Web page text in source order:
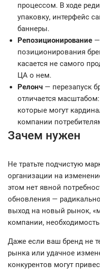
процессом. В ходе
упаковку, интерфейс
баннеры.
Репозиционирование
позиционирования
касается не самого
ЦА о нем.
Релонч — перезапуск
отличается
которые могут
компании
Зачем нужен
Не тратьте подчистую
организации на
этом нет явной
обновления —
выход на новый рынок,
компании,
Даже если ваш бренд не
рынка или удачное
конкурентов могут